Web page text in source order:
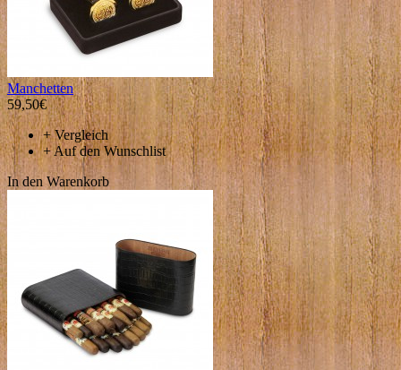
Manchetten
59,50€
+Vergleich
+Auf den Wunschlist
In den Warenkorb